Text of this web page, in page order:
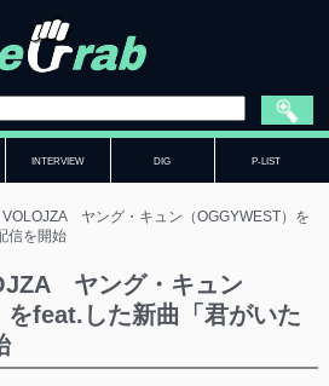
INTERVIEW DIG P-LIST
VOLOJZA ヤング・キュン（OGGYWEST）を
信を開始
ヤング・キュン
をfeat.した新曲「君がいた